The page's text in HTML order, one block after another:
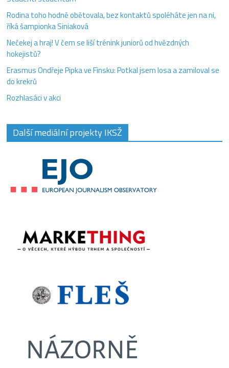
Rodina toho hodně obětovala, bez kontaktů spoléháte jen na ni,
říká šampionka Siniaková
Nečekej a hraj! V čem se liší trénink juniorů od hvězdných
hokejistů?
Erasmus Ondřeje Pipka ve Finsku: Potkal jsem losa a zamiloval se
do krekrů
Rozhlasáci v akci
Další mediální projekty IKSŽ